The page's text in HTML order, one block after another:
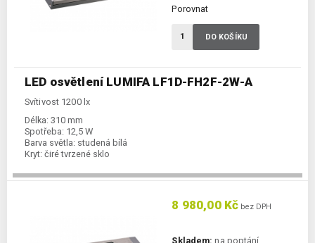
LED osvětlení LUMIFA LF1D-FH2F-2W-A
Svítivost 1200 lx
Délka: 310 mm
Spotřeba: 12,5 W
Barva světla: studená bílá
Kryt: čiré tvrzené sklo
Porovnat
DO KOŠÍKU
8 980,00 Kč bez DPH
Skladem: na poptání